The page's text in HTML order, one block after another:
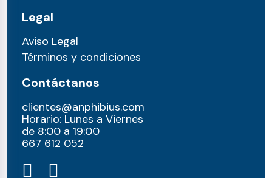
Legal
Aviso Legal
Términos y condiciones
Contáctanos
clientes@anphibius.com
Horario: Lunes a Viernes
de 8:00 a 19:00
667 612 052​